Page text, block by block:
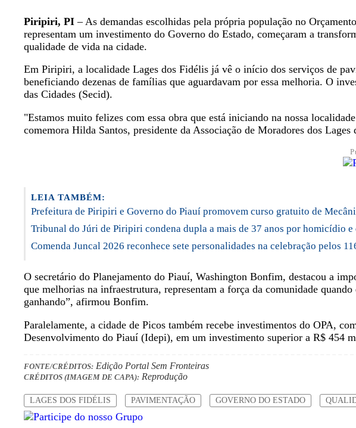
Piripiri, PI – As demandas escolhidas pela própria população no
representam um investimento do Governo do Estado, começaram a
qualidade de vida na cidade.
Em Piripiri, a localidade Lages dos Fidélis já vê o início dos serviços de
beneficiando dezenas de famílias que aguardavam por essa melhoria. O
das Cidades (Secid).
"Estamos muito felizes com essa obra que está iniciando na nossa
comemora Hilda Santos, presidente da Associação de Moradores dos
LEIA TAMBÉM:
Prefeitura de Piripiri e Governo do Piauí promovem curso gratuito de
Tribunal do Júri de Piripiri condena dupla a mais de 37 anos por homicídio e
Comenda Juncal 2026 reconhece sete personalidades na celebração pelos
O secretário do Planejamento do Piauí, Washington Bonfim, destacou a
que melhorias na infraestrutura, representam a força da comunidade
ganhando”, afirmou Bonfim.
Paralelamente, a cidade de Picos também recebe investimentos do OPA,
Desenvolvimento do Piauí (Idepi), em um investimento superior a R$ 454
FONTE/CRÉDITOS: Edição Portal Sem Fronteiras
CRÉDITOS (IMAGEM DE CAPA): Reprodução
LAGES DOS FIDÉLIS PAVIMENTAÇÃO GOVERNO DO ESTADO